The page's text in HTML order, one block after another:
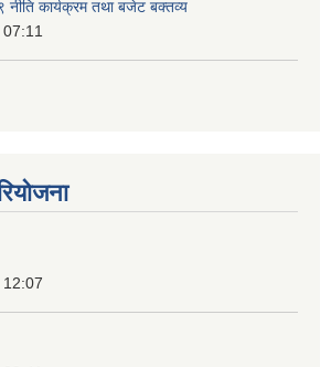
नीति कार्यक्रम तथा बजेट बक्तव्य